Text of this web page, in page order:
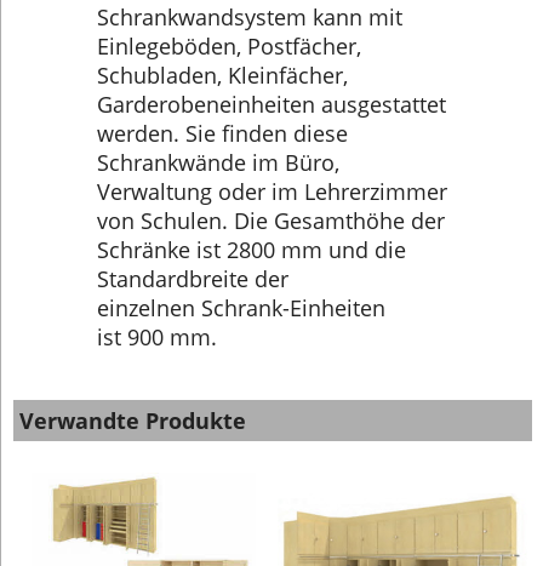
Schrankwandsystem kann mit
Einlegeböden, Postfächer,
Schubladen, Kleinfächer,
Garderobeneinheiten ausgestattet
werden. Sie finden diese
Schrankwände im Büro,
Verwaltung oder im Lehrerzimmer
von Schulen. Die Gesamthöhe der
Schränke ist 2800 mm und die
Standardbreite der
einzelnen Schrank-Einheiten
ist 900 mm.
Verwandte Produkte